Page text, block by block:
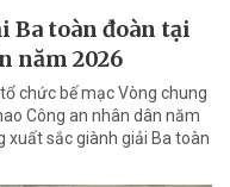
Ba toàn đoàn tại
năm 2026
chức bế mạc Vòng chung
Công an nhân dân năm
xuất sắc giành giải Ba toàn